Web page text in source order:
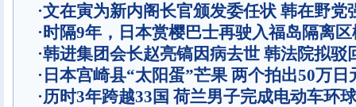
·文在寅为新内阁长官颁发委任状 韩在野党
·时隔9年，日本赏樱巴士再驶入福岛隔离
·韩进集团会长赵亮镐因病去世 韩法院拟驳
· 日本宫崎县“太阳蛋”芒果 两个拍出50万日
·历时3年跨越33国 荷兰男子完成电动车环